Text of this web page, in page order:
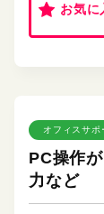
お気に
オフィスサポ
PC操作
力など